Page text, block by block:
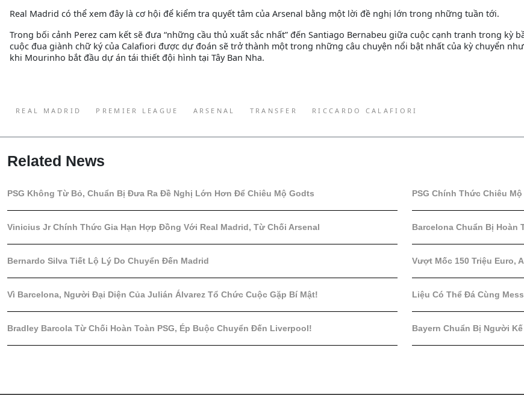
Real Madrid có thể xem đây là cơ hội để kiểm tra quyết tâm của Arsenal bằng một lời đề nghị lớn trong những tuần tới.
Trong bối cảnh Perez cam kết sẽ đưa “những cầu thủ xuất sắc nhất” đến Santiago Bernabeu giữa cuộc cạnh tranh trong kỳ
cuộc đua giành chữ ký của Calafiori được dự đoán sẽ trở thành một trong những câu chuyện nổi bật nhất của kỳ chuyển
khi Mourinho bắt đầu dự án tái thiết đội hình tại Tây Ban Nha.
REAL MADRID PREMIER LEAGUE ARSENAL TRANSFER RICCARDO CALAFIORI
Related News
PSG Không Từ Bỏ, Chuẩn Bị Đưa Ra Đề Nghị Lớn Hơn Để Chiêu Mộ Godts PSG Chính Thức Chiêu
Vinicius Jr Chính Thức Gia Hạn Hợp Đồng Với Real Madrid, Từ Chối Arsenal Barcelona Chuẩn Bị Hoàn
Bernardo Silva Tiết Lộ Lý Do Chuyển Đến Madrid Vượt Mốc 150 Triệu Euro,
Vì Barcelona, Người Đại Diện Của Julián Álvarez Tổ Chức Cuộc Gặp Bí Mật! Liệu Có Thể Đá Cùng
Bradley Barcola Từ Chối Hoàn Toàn PSG, Ép Buộc Chuyển Đến Liverpool! Bayern Chuẩn Bị Người